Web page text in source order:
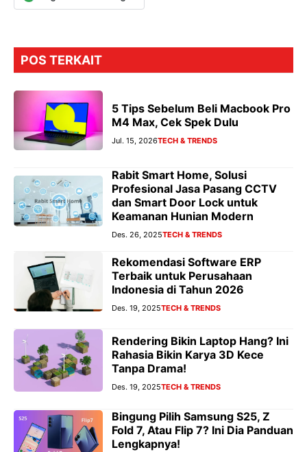
POS TERKAIT
5 Tips Sebelum Beli Macbook Pro
M4 Max, Cek Spek Dulu
Jul. 15, 2026TECH & TRENDS
Rabit Smart Home, Solusi
Profesional Jasa Pasang CCTV
dan Smart Door Lock untuk
Keamanan Hunian Modern
Des. 26, 2025TECH & TRENDS
Rekomendasi Software ERP
Terbaik untuk Perusahaan
Indonesia di Tahun 2026
Des. 19, 2025TECH & TRENDS
Rendering Bikin Laptop Hang? Ini
Rahasia Bikin Karya 3D Kece
Tanpa Drama!
Des. 19, 2025TECH & TRENDS
Bingung Pilih Samsung S25, Z
Fold 7, Atau Flip 7? Ini Dia Panduan
Lengkapnya!